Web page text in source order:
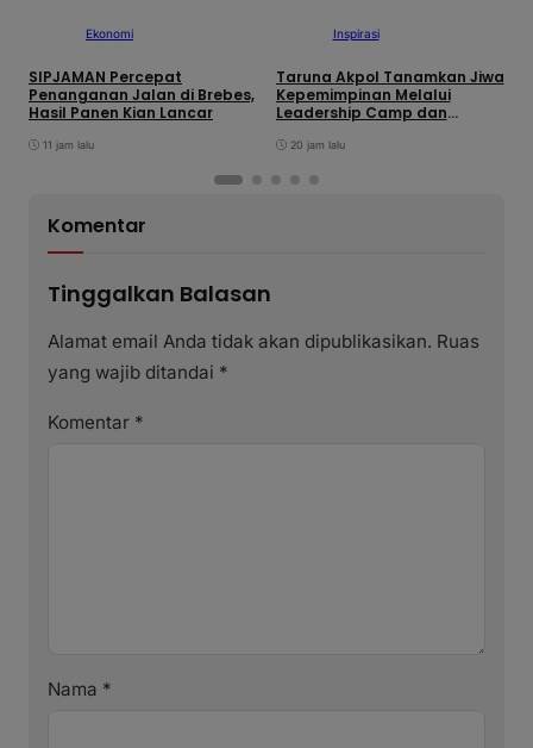
Ekonomi
SIPJAMAN Percepat
Penanganan Jalan di Brebes,
Hasil Panen Kian Lancar
11 jam lalu
Inspirasi
Taruna Akpol Tanamkan Jiwa
Kepemimpinan Melalui
Leadership Camp dan
Siswa Sekolah Rakyat
20 jam lalu
Komentar
Tinggalkan Balasan
Alamat email Anda tidak akan dipublikasikan. Ruas
yang wajib ditandai *
Komentar *
Nama *